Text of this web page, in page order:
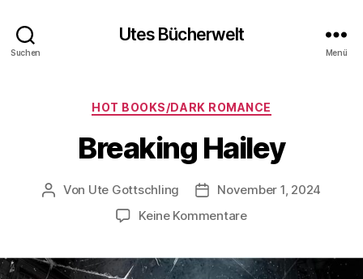
Suchen
Utes Bücherwelt
Menü
Kategorien
HOT BOOKS/DARK ROMANCE
Breaking Hailey
Beitragsautor
Von Ute Gottschling Veröffentlichungsdatum
November 1, 2024
Keine Kommentarezu